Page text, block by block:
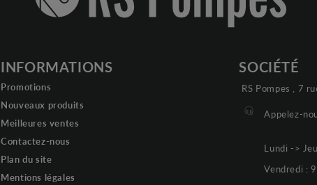
INFORMATIONS
Promotions
Nouveaux produits
Meilleures ventes
Contactez-nous
Plan du site
Mentions légales
SOCIÉTÉ
RS Pompes , 7
Appelez-
Lundi ->
Vendredi :